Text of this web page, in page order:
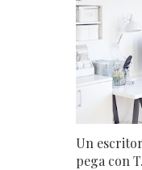
Un
pega con